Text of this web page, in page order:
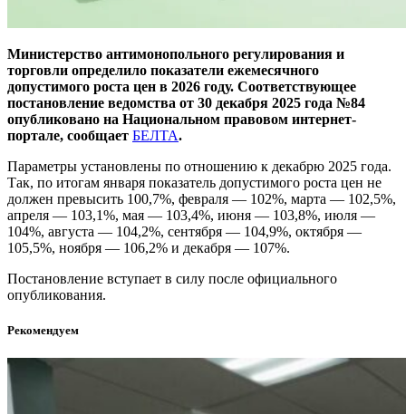
Министерство антимонопольного регулирования и
торговли определило показатели ежемесячного
допустимого роста цен в 2026 году. Соответствующее
постановление ведомства от 30 декабря 2025 года №84
опубликовано на Национальном правовом интернет-
портале, сообщает БЕЛТА.
Параметры установлены по отношению к декабрю 2025 года.
Так, по итогам января показатель допустимого роста цен не
должен превысить 100,7%, февраля — 102%, марта — 102,5%,
апреля — 103,1%, мая — 103,4%, июня — 103,8%, июля —
104%, августа — 104,2%, сентября — 104,9%, октября —
105,5%, ноября — 106,2% и декабря — 107%.
Постановление вступает в силу после официального
опубликования.
Рекомендуем